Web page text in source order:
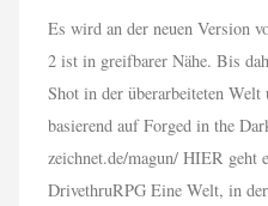
Es wird an der neuen Version
2 ist in greifbarer Nähe. Bis
Shot in der überarbeiteten Welt
basierend auf Forged in the
zeichnet.de/magun/ HIER geht
DrivethruRPG Eine Welt, in